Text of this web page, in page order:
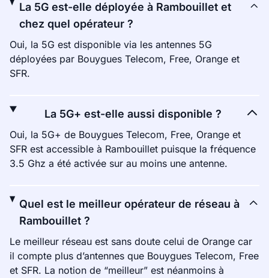
La 5G est-elle déployée à Rambouillet et
chez quel opérateur ?
Oui, la 5G est disponible via les antennes 5G
déployées par Bouygues Telecom, Free, Orange et
SFR.
La 5G+ est-elle aussi disponible ?
Oui, la 5G+ de Bouygues Telecom, Free, Orange et
SFR est accessible à Rambouillet puisque la fréquence
3.5 Ghz a été activée sur au moins une antenne.
Quel est le meilleur opérateur de réseau à
Rambouillet ?
Le meilleur réseau est sans doute celui de Orange car
il compte plus d’antennes que Bouygues Telecom, Free
et SFR. La notion de “meilleur” est néanmoins à